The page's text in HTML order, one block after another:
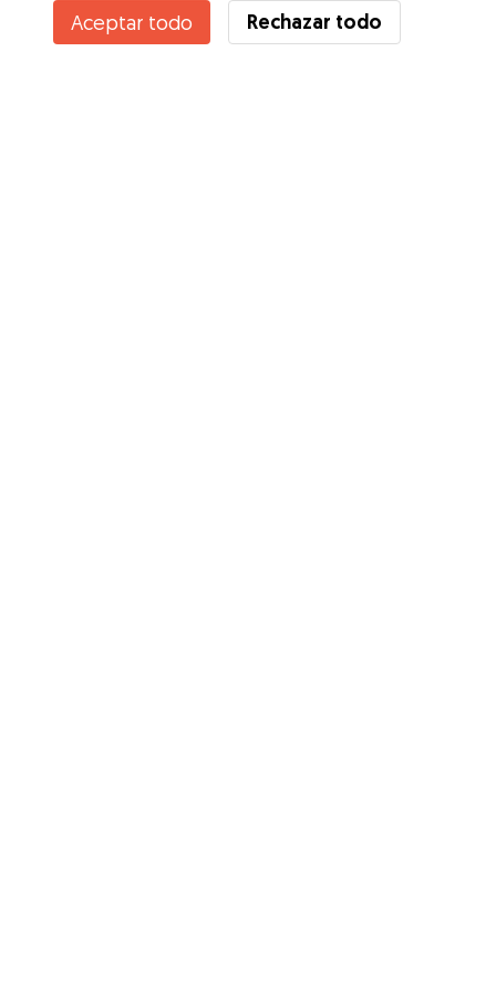
Aceptar todo Rechazar todo